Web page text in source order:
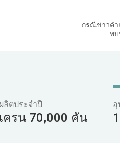
กรณีข่าวค
พ
ลิตประจำปี
ครน 70,000 คัน